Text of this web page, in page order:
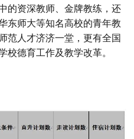
的资深教师、金牌教练，还
东师大等知名高校的青年教
范人才济济一堂，更有全国
校德育工作及教学改革。